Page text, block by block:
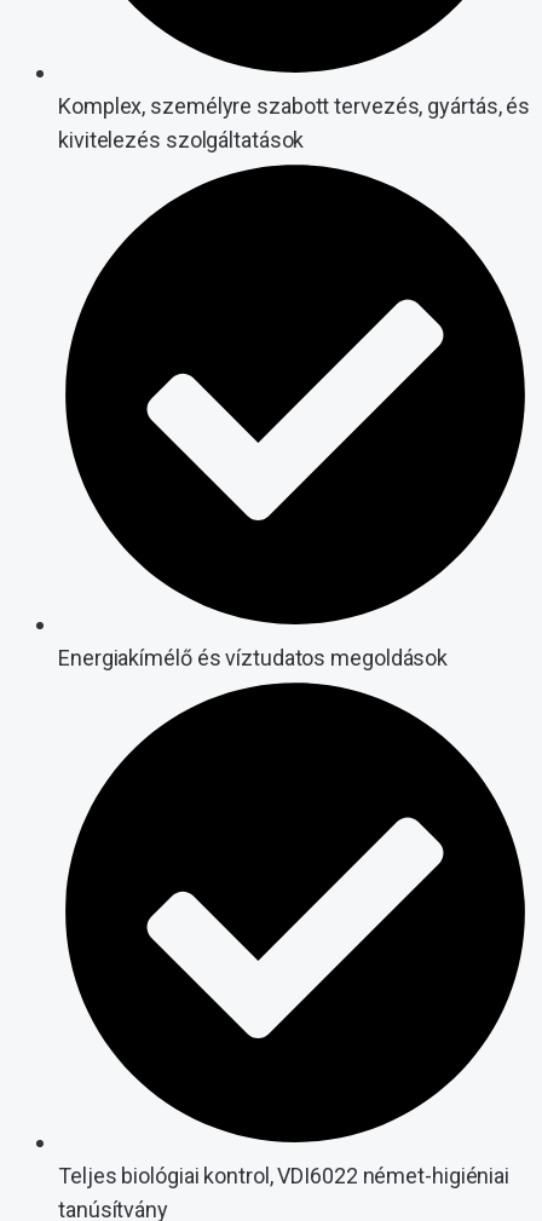
Komplex, személyre szabott tervezés, gyártás, és
kivitelezés szolgáltatások
Energiakímélő és víztudatos megoldások
Teljes biológiai kontrol, VDI6022 német-higiéniai
tanúsítvány